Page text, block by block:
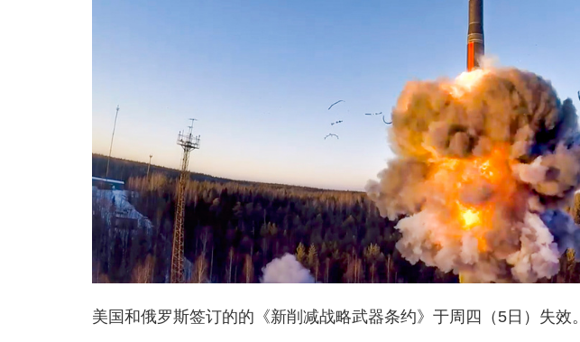
美国和俄罗斯签订的的《新削减战略武器条约》于周四（5日）失效。